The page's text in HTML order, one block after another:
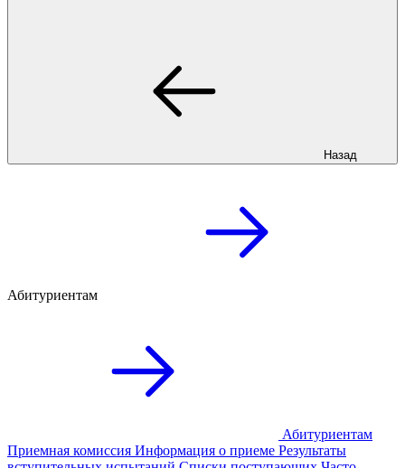
Назад
Абитуриентам
Абитуриентам
Приемная комиссия Информация о приеме Результаты